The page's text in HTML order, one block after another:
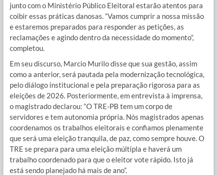
junto com o Ministério Público Eleitoral estarão atentos para
coibir essas práticas danosas. “Vamos cumprir a nossa missão
e estaremos preparados para responder as petições, as
reclamações e agindo dentro da necessidade do momento”,
completou.
Em seu discurso, Marcio Murilo disse que sua gestão, assim
como a anterior, será pautada pela modernização tecnológica,
pelo diálogo institucional e pela preparação rigorosa para as
eleições de 2026. Posteriormente, em entrevista à imprensa,
o magistrado declarou: “O TRE-PB tem um corpo de
servidores e tem autonomia própria. Nós magistrados apenas
coordenamos os trabalhos eleitorais e confiamos plenamente
que será uma eleição tranquila, de paz, como sempre houve. O
TRE se prepara para uma eleição múltipla e haverá um
trabalho coordenado para que o eleitor vote rápido. Isto já
está sendo planejado há mais de ano”.